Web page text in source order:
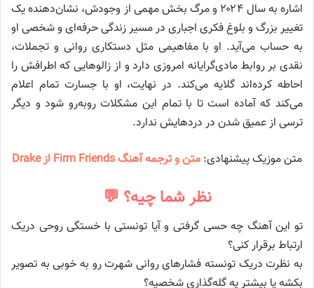
اشاره به سال ۲۰۲۴ و مرگ بخش مهمی از وجودش، نشان‌دهنده یک
تغییر بزرگ و بلوغ فکری اجباری در مسیر زندگی حرفه‌ای و شخصی او
به حساب می‌آید. او با مفاهیمی مثل دستکاری روانی و تجملات،
نقدی بر روابط مادی‌گرایانه امروزی دارد و از زالوهایی که اطرافش را
احاطه کرده‌اند گلایه می‌کند. در نهایت، او با جسارت تمام اعلام
می‌کند که آماده است تا با تمام این مشکلات روبه‌رو شود و دیگر
ترسی از عمیق شدن در دردهایش ندارد.
متن موزیک پیشنهادی: متن و ترجمه آهنگ Firm Friends از Drake
نظر شما چیه؟ 💬
تو این آهنگ چه حسی گرفتی و آیا تونستی با خستگی روحی دریک
ارتباط برقرار کنی؟
به نظرت دریک تونسته فشارهای روانی شهرت رو به خوبی به تصویر
بکشه یا بیشتر یه گله‌گذاری شخصیه؟